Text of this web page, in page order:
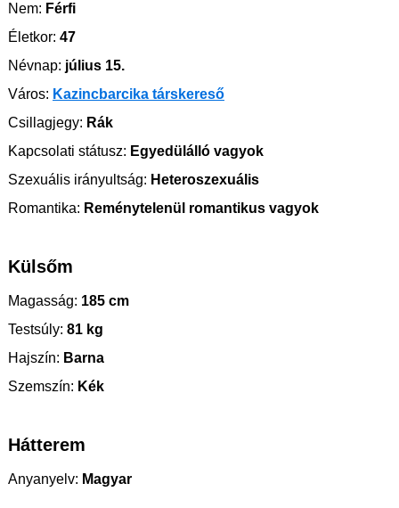
Nem: Férfi
Életkor: 47
Névnap: július 15.
Város: Kazincbarcika társkereső
Csillagjegy: Rák
Kapcsolati státusz: Egyedülálló vagyok
Szexuális irányultság: Heteroszexuális
Romantika: Reménytelenül romantikus vagyok
Külsőm
Magasság: 185 cm
Testsúly: 81 kg
Hajszín: Barna
Szemszín: Kék
Hátterem
Anyanyelv: Magyar